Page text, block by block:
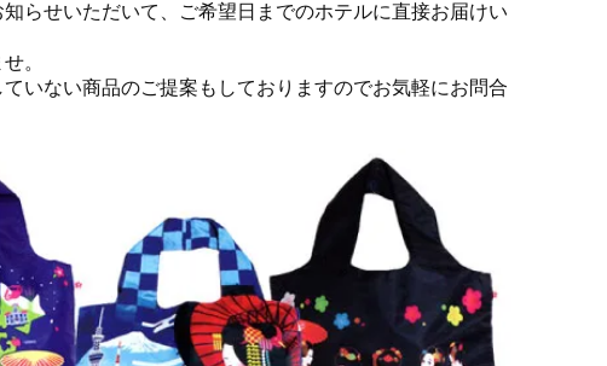
らせいただいて、ご希望日までのホテルに直接お届けい
。
いない商品のご提案もしておりますのでお気軽にお問合